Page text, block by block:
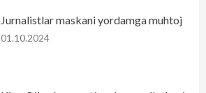
Jurnalistlar maskani yordamga muhtoj
01.10.2024